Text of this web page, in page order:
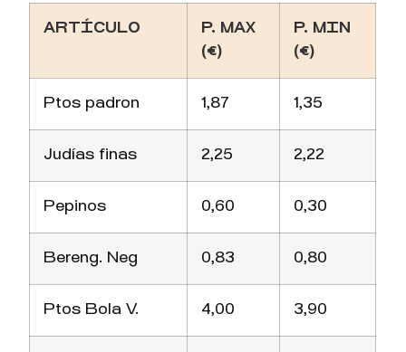
ARTÍCULO
P. MAX
(€)
P. MIN
(€)
Ptos padron 1,87 1,35
Judías finas 2,25 2,22
Pepinos 0,60 0,30
Bereng. Neg 0,83 0,80
Ptos Bola V. 4,00 3,90